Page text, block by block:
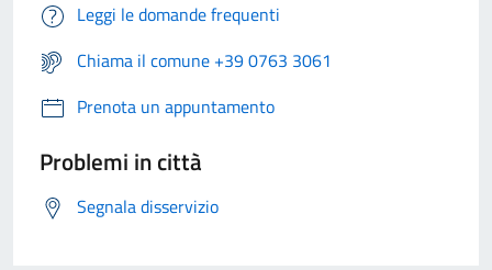
Leggi le domande frequenti
Chiama il comune +39 0763 3061
Prenota un appuntamento
Problemi in città
Segnala disservizio